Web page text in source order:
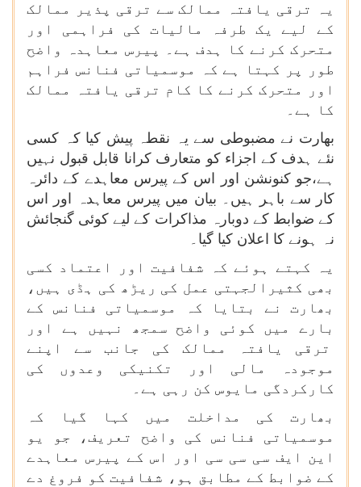
یہ ترقی یافتہ ممالک سے ترقی پذیر ممالک
کے لیے یک طرفہ مالیات کی فراہمی اور
متحرک کرنے کا ہدف ہے۔ پیرس معاہدہ واضح
طور پر کہتا ہے کہ موسمیاتی فنانس فراہم
اور متحرک کرنے کا کام ترقی یافتہ ممالک
کا ہے۔
بھارت نے مضبوطی سے یہ نقطہ پیش کیا کہ کسی
نئے ہدف کے اجزاء کو متعارف کرانا قابل قبول نہیں
ہے،جو کنونشن اور اس کے پیرس معاہدے کے دائرہ
کار سے باہر ہیں۔ بیان میں پیرس معاہدہ اور اس
کے ضوابط کے دوبارہ مذاکرات کے لیے کوئی گنجائش
نہ ہونے کا اعلان کیا گیا۔
یہ کہتے ہوئے کہ شفافیت اور اعتماد کسی
بھی کثیرالجہتی عمل کی ریڑھ کی ہڈی ہیں،
بھارت نے بتایا کہ موسمیاتی فنانس کے
بارے میں کوئی واضح سمجھ نہیں ہے اور
ترقی یافتہ ممالک کی جانب سے اپنے
موجودہ مالی اور تکنیکی وعدوں کی
کارکردگی مایوس کن رہی ہے۔
بھارت کی مداخلت میں کہا گیا کہ
موسمیاتی فنانس کی واضح تعریف، جو یو
این ایف سی سی سی اور اس کے پیرس معاہدے
کے ضوابط کے مطابق ہو، شفافیت کو فروغ دے